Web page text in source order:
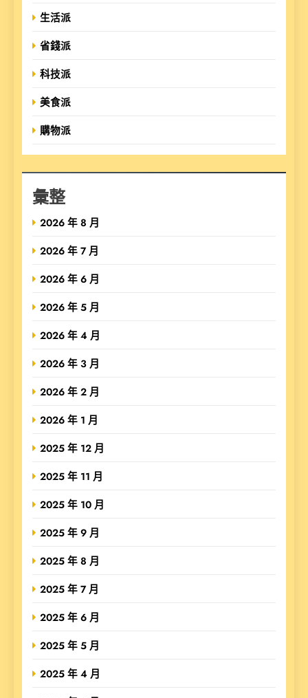
生活派
省錢派
科技派
美食派
購物派
彙整
2026 年 8 月
2026 年 7 月
2026 年 6 月
2026 年 5 月
2026 年 4 月
2026 年 3 月
2026 年 2 月
2026 年 1 月
2025 年 12 月
2025 年 11 月
2025 年 10 月
2025 年 9 月
2025 年 8 月
2025 年 7 月
2025 年 6 月
2025 年 5 月
2025 年 4 月